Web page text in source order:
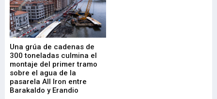
Una grúa de cadenas de
300 toneladas culmina el
montaje del primer tramo
sobre el agua de la
pasarela All Iron entre
Barakaldo y Erandio